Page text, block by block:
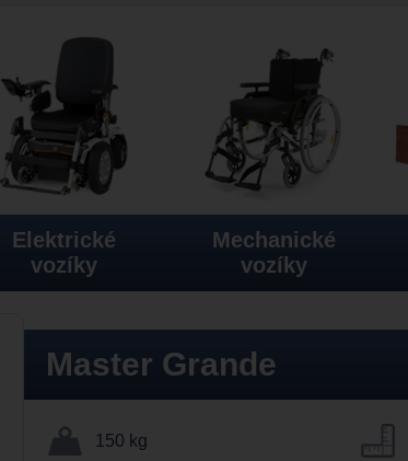
Elektrické
vozíky
Mechanické
vozíky
Master Grande
150 kg